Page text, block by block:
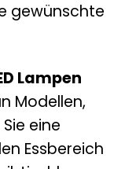
gewünschte
Lampen
Modellen,
eine
Essbereich